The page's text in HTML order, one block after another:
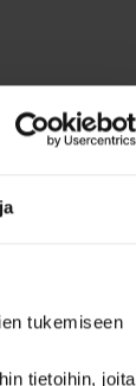
tukemiseen
tietoihin, joita